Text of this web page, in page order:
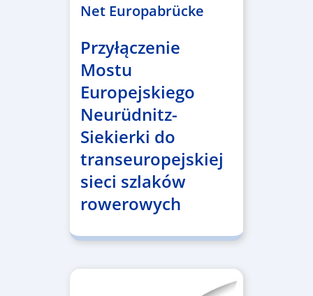
Net Europabrücke
Przyłączenie
Mostu
Europejskiego
Neurüdnitz-
Siekierki do
transeuropejskiej
sieci szlaków
rowerowych